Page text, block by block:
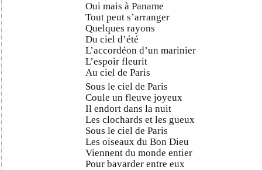
Oui mais à Paname
Tout peut s’arranger
Quelques rayons
Du ciel d’été
L’accordéon d’un marinier
L’espoir fleurit
Au ciel de Paris
Sous le ciel de Paris
Coule un fleuve joyeux
Il endort dans la nuit
Les clochards et les gueux
Sous le ciel de Paris
Les oiseaux du Bon Dieu
Viennent du monde entier
Pour bavarder entre eux